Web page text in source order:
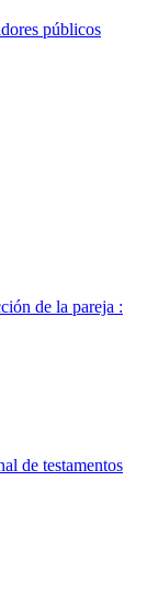
públicos
de la pareja :
de testamentos